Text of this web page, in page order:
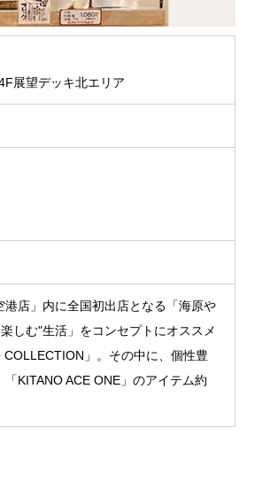
展望デッキ北エリア
港店」内に全国初出店となる「海原や
しむ"生活」をコンセプトにオススメ
」。その中に、個性豊
KITANO ACE ONE」のアイテム約